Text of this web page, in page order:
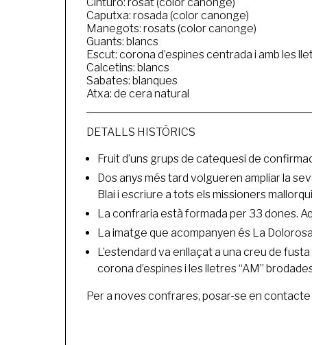
Caputxa: rosada (color canonge)
Manegots: rosats (color canonge)
Guants: blancs
Escut: corona d’espines centrada i amb les
Calcetins: blancs
Sabates: blanques
Atxa: de cera natural
DETALLS HISTÒRICS
Fruit d’uns grups de catequesi de
Dos anys més tard volgueren ampliar la
Blai i escriure a tots els missioners
La confraria està formada per 33 dones.
La imatge que acompanyen és La
L’estendard va enllaçat a una creu de
corona d’espines i les lletres “AM”
Per a noves confrares, posar-se en contacte